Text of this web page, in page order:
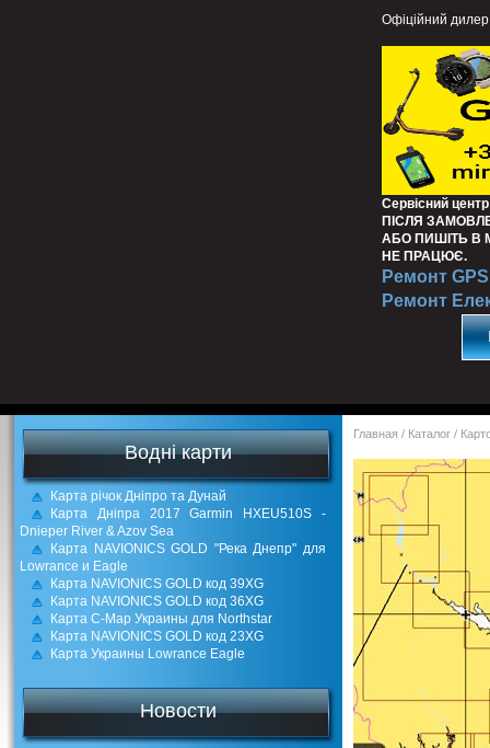
Офіційний дилер
Сервісний
ПІСЛЯ
АБО ПИШІТЬ В
НЕ ПРАЦЮЄ.
Ремонт GPS
Ремонт
Водні карти
Карта річок Дніпро та Дунай
Карта Дніпра 2017 Garmin HXEU510S -
Dnieper River & Azov Sea
Карта NAVIONICS GOLD "Река Днепр" для
Lowrance и Eagle
Карта NAVIONICS GOLD код 39XG
Карта NAVIONICS GOLD код 36XG
Карта С-Мар Украины для Northstar
Карта NAVIONICS GOLD код 23XG
Карта Украины Lowrance Eagle
Новости
Главная / Каталог /